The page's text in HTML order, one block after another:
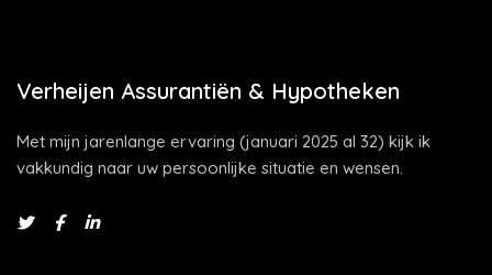
Verheijen Assurantiën & Hypotheken
Met mijn jarenlange ervaring (januari 2025 al 32) kijk ik
vakkundig naar uw persoonlijke situatie en wensen.